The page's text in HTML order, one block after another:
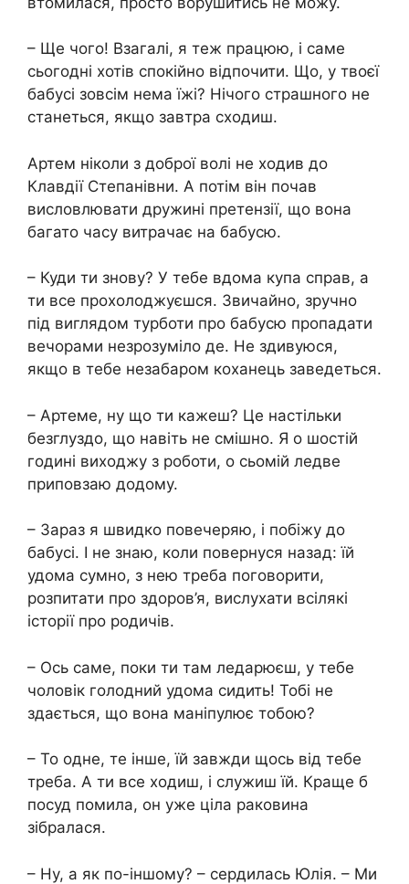
– Ще чого! Взагалі, я теж працюю, і саме
сьогодні хотів спокійно відпочити. Що, у твоєї
бабусі зовсім нема їжі? Нічого страшного не
станеться, якщо завтра сходиш.
Артем ніколи з доброї волі не ходив до
Клавдії Степанівни. А потім він почав
висловлювати дружині претензії, що вона
багато часу витрачає на бабусю.
– Куди ти знову? У тебе вдома купа справ, а
ти все прохолоджуєшся. Звичайно, зручно
під виглядом турботи про бабусю пропадати
вечорами незрозуміло де. Не здивуюся,
якщо в тебе незабаром коханець заведеться.
– Артеме, ну що ти кажеш? Це настільки
безглуздо, що навіть не смішно. Я о шостій
годині виходжу з роботи, о сьомій ледве
приповзаю додому.
– Зараз я швидко повечеряю, і побіжу до
бабусі. І не знаю, коли повернуся назад: їй
удома сумно, з нею треба поговорити,
розпитати про здоров’я, вислухати всілякі
історії про родичів.
– Ось саме, поки ти там ледарюєш, у тебе
чоловік голодний удома сидить! Тобі не
здається, що вона маніпулює тобою?
– То одне, те інше, їй завжди щось від тебе
треба. А ти все ходиш, і служиш їй. Краще б
посуд помила, он уже ціла раковина
зібралася.
– Ну, а як по-іншому? – сердилась Юлія. – Ми